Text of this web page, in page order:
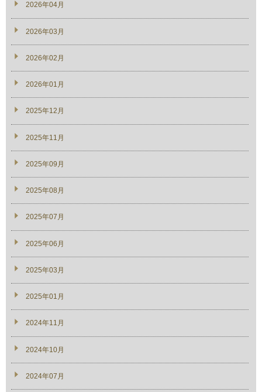
2026年04月
2026年03月
2026年02月
2026年01月
2025年12月
2025年11月
2025年09月
2025年08月
2025年07月
2025年06月
2025年03月
2025年01月
2024年11月
2024年10月
2024年07月